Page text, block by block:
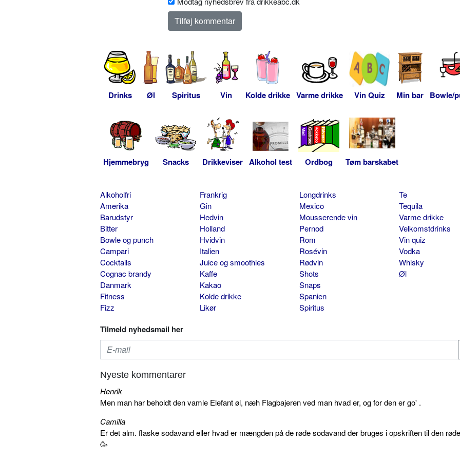
Drinks Øl Spiritus Vin Kolde drikke Varme drikke Vin Quiz Min bar Bowle/
Hjemmebryg Snacks Drikkeviser Alkohol test Ordbog Tøm barskabet
Alkoholfri
Amerika
Barudstyr
Bitter
Bowle og punch
Campari
Cocktails
Cognac brandy
Danmark
Fitness
Fizz
Frankrig
Gin
Hedvin
Holland
Hvidvin
Italien
Juice og smoothies
Kaffe
Kakao
Kolde drikke
Likør
Longdrinks
Mexico
Mousserende vin
Pernod
Rom
Rosévin
Rødvin
Shots
Snaps
Spanien
Spiritus
Te
Tequila
Varme drikke
Velkomstdrinks
Vin quiz
Vodka
Whisky
Øl
Tilmeld nyhedsmail her
Nyeste kommentarer
Henrik
Men man har beholdt den vamle Elefant øl, næh Flagbajeren ved man hvad er, og for den er go' .
Camilla
Er det alm. flaske sodavand eller hvad er mængden på de røde sodavand der bruges i opskriften til den
🥳